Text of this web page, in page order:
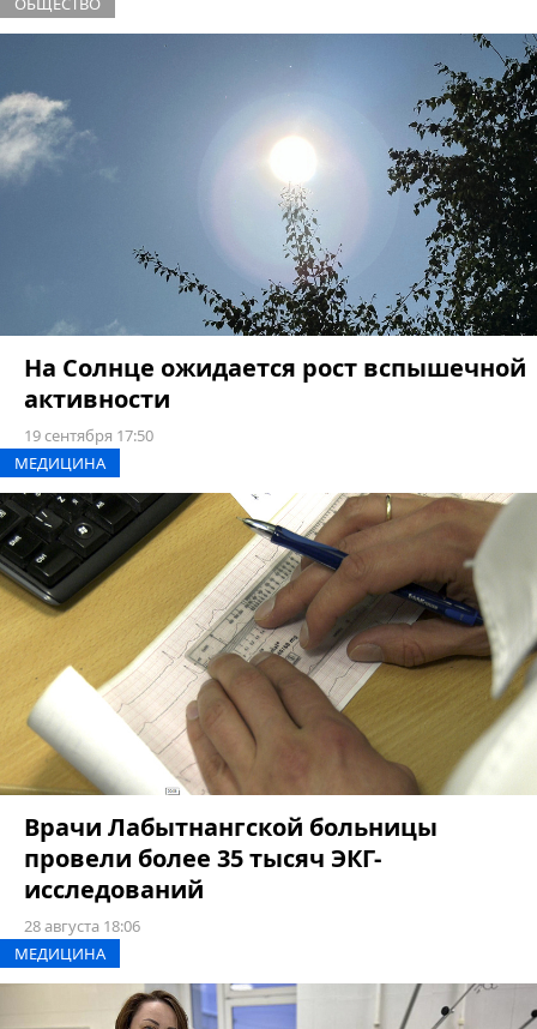
На Солнце ожидается рост вспышечной
активности
19 сентября 17:50
МЕДИЦИНА
Врачи Лабытнангской больницы
провели более 35 тысяч ЭКГ-
исследований
28 августа 18:06
МЕДИЦИНА